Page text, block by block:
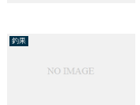
釣果